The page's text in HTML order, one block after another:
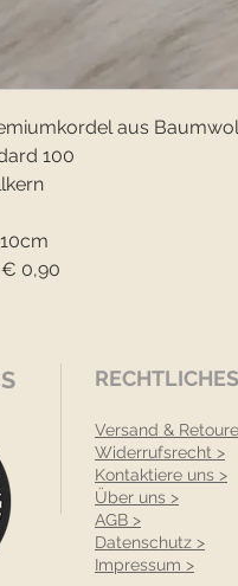
aus
100
€ 0,90
RECHTLICHES
Versand &
Widerrufsrecht >
Kontaktiere uns >
Über uns >
AGB >
Datenschutz >
Impressum >